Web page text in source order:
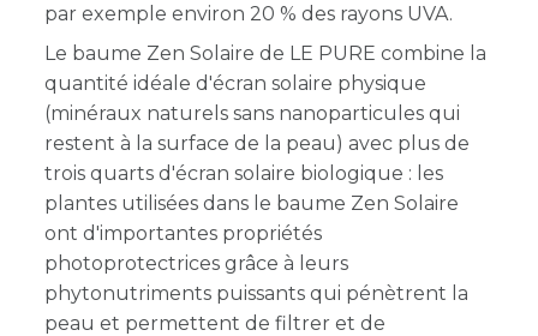
par exemple environ 20 % des rayons UVA.
Le baume Zen Solaire de LE PURE combine la
quantité idéale d'écran solaire physique
(minéraux naturels sans nanoparticules qui
restent à la surface de la peau) avec plus de
trois quarts d'écran solaire biologique : les
plantes utilisées dans le baume Zen Solaire
ont d'importantes propriétés
photoprotectrices grâce à leurs
phytonutriments puissants qui pénètrent la
peau et permettent de filtrer et de